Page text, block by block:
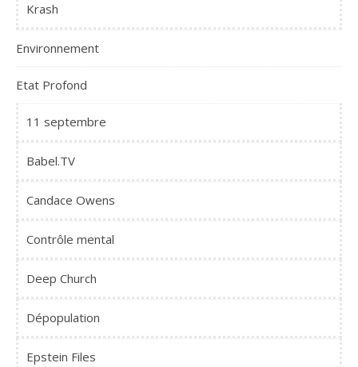
Krash
Environnement
Etat Profond
11 septembre
Babel.TV
Candace Owens
Contrôle mental
Deep Church
Dépopulation
Epstein Files